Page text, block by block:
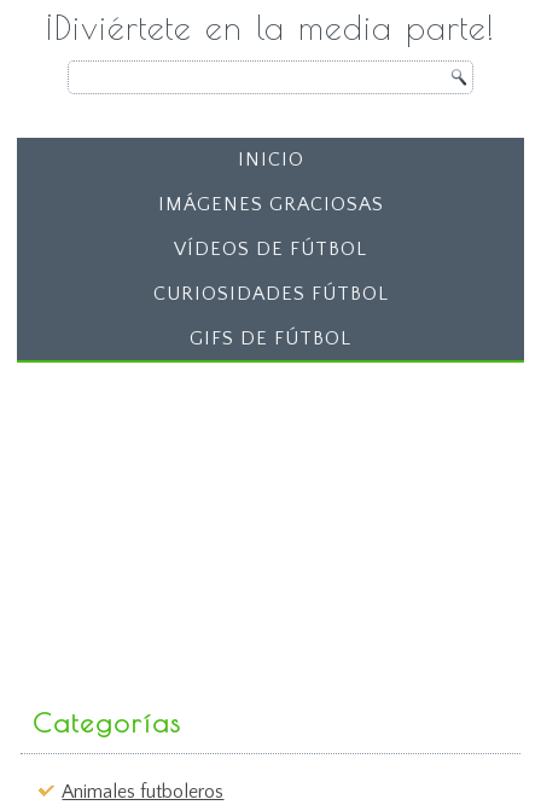
¡Diviértete en la media parte!
INICIO
IMÁGENES GRACIOSAS
VÍDEOS DE FÚTBOL
CURIOSIDADES FÚTBOL
GIFS DE FÚTBOL
Categorías
Animales futboleros